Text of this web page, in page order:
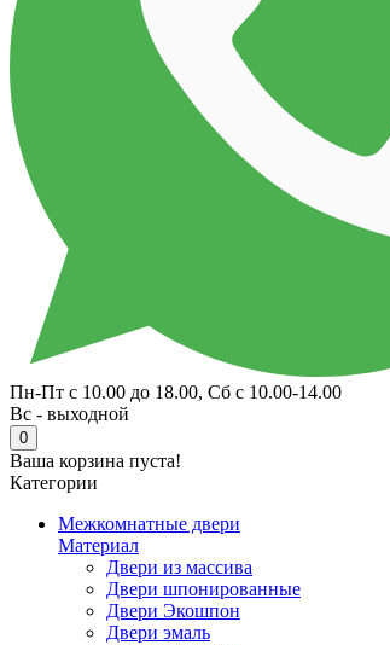
Пн-Пт с 10.00 до 18.00, Сб с 10.00-14.00
Вс - выходной
0
Ваша корзина пуста!
Категории
Межкомнатные двери
Материал
Двери из массива
Двери шпонированные
Двери Экошпон
Двери эмаль